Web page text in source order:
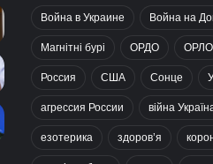
Война в Украине Война на
Магнітні бурі ОРДО ОРЛО
Россия США Сонце
агрессия России війна
езотерика здоров’я